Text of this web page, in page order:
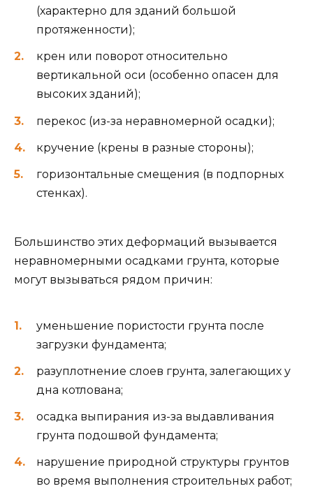
(характерно для зданий большой
протяженности);
крен или поворот относительно
вертикальной оси (особенно опасен для
высоких зданий);
перекос (из-за неравномерной осадки);
кручение (крены в разные стороны);
горизонтальные смещения (в подпорных
стенках).
Большинство этих деформаций вызывается
неравномерными осадками грунта, которые
могут вызываться рядом причин:
уменьшение пористости грунта после
загрузки фундамента;
разуплотнение слоев грунта, залегающих у
дна котлована;
осадка выпирания из-за выдавливания
грунта подошвой фундамента;
нарушение природной структуры грунтов
во время выполнения строительных работ;